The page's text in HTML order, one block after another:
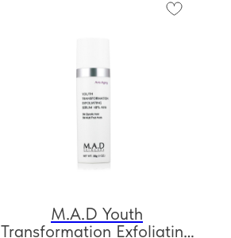
M.A.D Youth
Transformation Exfoliating